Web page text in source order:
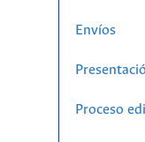
Envíos
Proceso